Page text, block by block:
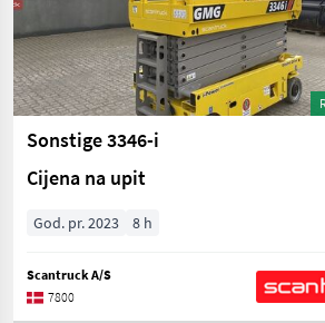
Sonstige 3346-i
Cijena na upit
God. pr. 2023 8 h
Scantruck A/S
7800